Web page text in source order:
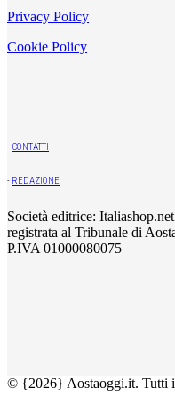
Privacy Policy
Cookie Policy
- CONTATTI
- REDAZIONE
Società editrice:
registrata al Tribunale di
P.IVA 01000080075
© {2026} Aostaoggi.it. Tutti